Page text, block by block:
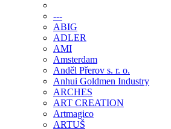
---
ABIG
ADLER
AMI
Amsterdam
Anděl Přerov s. r. o.
Anhui Goldmen Industry
ARCHES
ART CREATION
Artmagico
ARTUŠ